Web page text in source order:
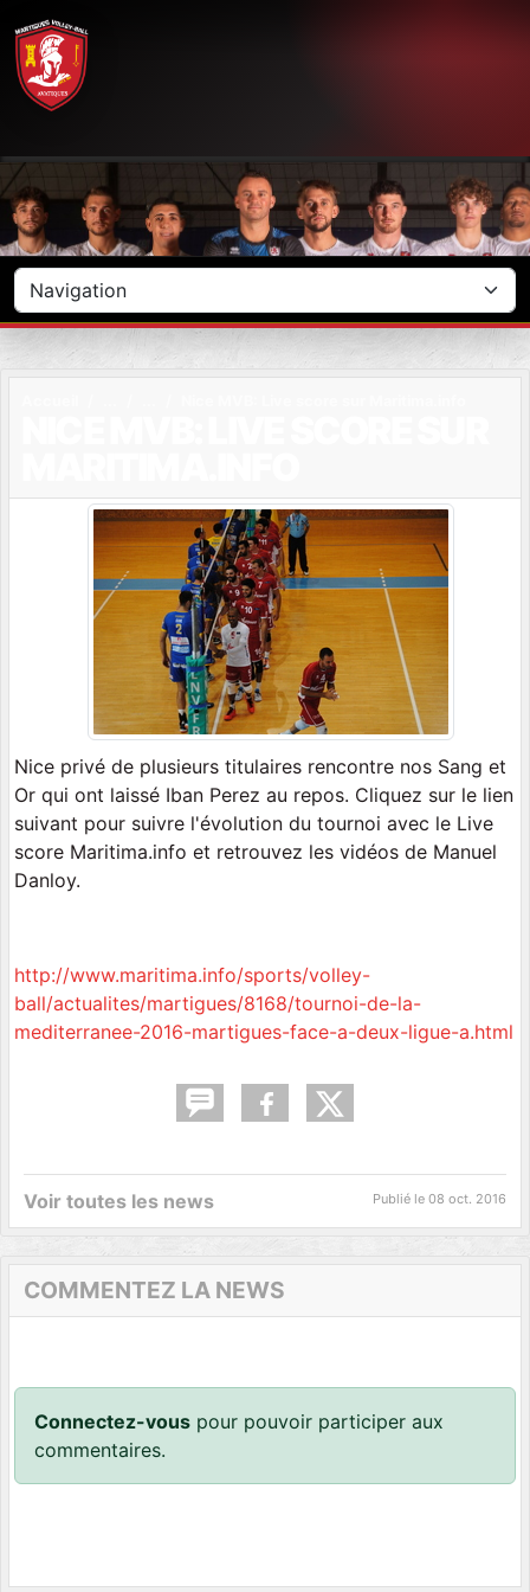
Nice privé de plusieurs titulaires rencontre nos Sang et
Or qui ont laissé Iban Perez au repos. Cliquez sur le lien
suivant pour suivre l'évolution du tournoi avec le Live
score Maritima.info et retrouvez les vidéos de Manuel
Danloy.
http://www.maritima.info/sports/volley-
ball/actualites/martigues/8168/tournoi-de-la-
mediterranee-2016-martigues-face-a-deux-ligue-a.html
Voir toutes les news Publié le 08 oct. 2016
COMMENTEZ LA NEWS
Connectez-vous pour pouvoir participer aux
commentaires.
Panneau de gestion des cookies